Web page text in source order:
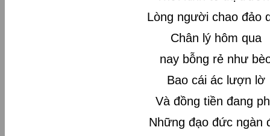
Lòng người chao đảo
Chân lý hôm qua
nay bỗng rẻ như
Bao cái ác lượn lờ
Và đồng tiền đang
Những đạo đức ngàn